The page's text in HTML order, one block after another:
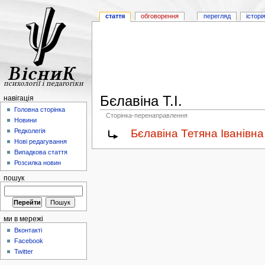
Бєлавіна Т.І.
Сторінка-перенаправлення
Бєлавіна Тетяна Іванівна
стаття обговорення перегляд
навігація
Головна сторінка
Новини
Редколегія
Нові редагування
Випадкова стаття
Розсилка новин
пошук
ми в мережі
Вконтакті
Facebook
Twitter